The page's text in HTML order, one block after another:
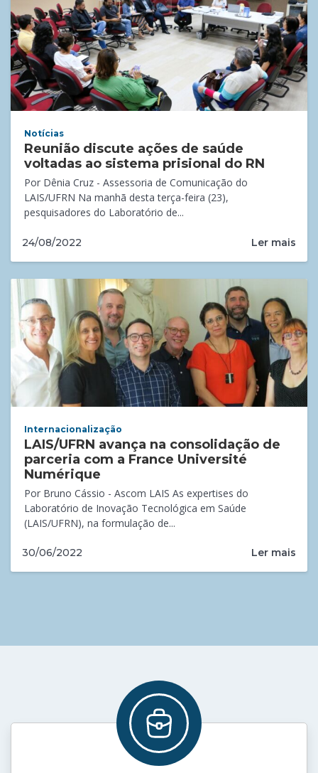
Notícias
Reunião discute ações de saúde
voltadas ao sistema prisional do RN
Por Dênia Cruz - Assessoria de Comunicação do
LAIS/UFRN Na manhã desta terça-feira (23),
pesquisadores do Laboratório de...
24/08/2022 Ler mais
Internacionalização
LAIS/UFRN avança na consolidação de
parceria com a France Université
Numérique
Por Bruno Cássio - Ascom LAIS As expertises do
Laboratório de Inovação Tecnológica em Saúde
(LAIS/UFRN), na formulação de...
30/06/2022 Ler mais